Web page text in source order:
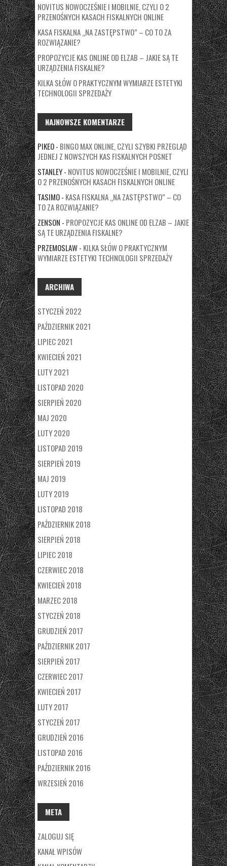
NOVITUS NOWOCZEŚNIE I MOBILNIE, CZYLI O 2
PRZENOŚNYCH KASACH FISKALNYCH ONLINE
KASA FISKALNA „NA ZASTĘPSTWO” – CO TO ZA
ROZWIĄZANIE?
PROPOZYCJE KAS ONLINE OD ELZAB – JAKIE SĄ TE
URZĄDZENIA FISKALNE?
KILKA SŁÓW O PRAKTYCZNYM WYMIARZE ESTETYKI
TECHNOLOGII SPRZEDAŻY
NAJNOWSZE KOMENTARZE
PIKEO- BINGO MAX ONLINE, CZYLI SZYBKI PRZEGLĄD
JEDNEJ Z NOWSZYCH KAS FISKALNYCH POSNET
STANLEY- NOVITUS NOWOCZEŚNIE I MOBILNIE, CZYLI
O 2 PRZENOŚNYCH KASACH FISKALNYCH ONLINE
TASIMO- KASA FISKALNA „NA ZASTĘPSTWO” – CO
TO ZA ROZWIĄZANIE?
ZENSON - PROPOZYCJE KAS ONLINE OD ELZAB – JAKIE
SĄ TE URZĄDZENIA FISKALNE?
PRZEMOSLAW- KILKA SŁÓW O PRAKTYCZNYM
WYMIARZE ESTETYKI TECHNOLOGII SPRZEDAŻY
ARCHIWA
STYCZEŃ 2022
PAŹDZIERNIK 2021
LIPIEC 2021
KWIECIEŃ 2021
LUTY 2021
LISTOPAD 2020
SIERPIEŃ 2020
MAJ 2020
LUTY 2020
LISTOPAD 2019
SIERPIEŃ 2019
MAJ 2019
LUTY 2019
LISTOPAD 2018
PAŹDZIERNIK 2018
SIERPIEŃ 2018
LIPIEC 2018
CZERWIEC 2018
KWIECIEŃ 2018
MARZEC 2018
STYCZEŃ 2018
GRUDZIEŃ 2017
PAŹDZIERNIK 2017
SIERPIEŃ 2017
CZERWIEC 2017
KWIECIEŃ 2017
LUTY 2017
STYCZEŃ 2017
GRUDZIEŃ 2016
LISTOPAD 2016
PAŹDZIERNIK 2016
WRZESIEŃ 2016
META
ZALOGUJ SIĘ
KANAŁ WPISÓW